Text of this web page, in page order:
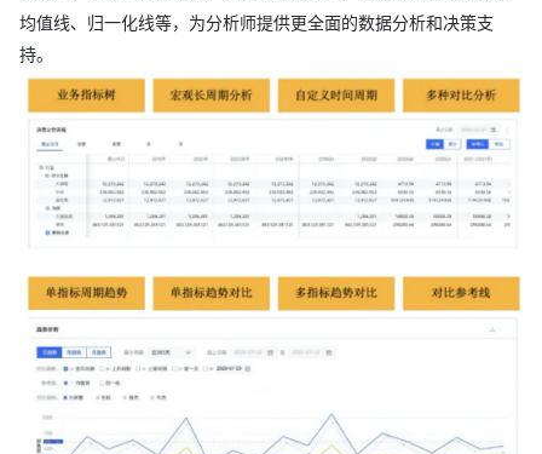
均值线、归一化线等，为分析师提供更全面的数据分析和决策支
持。